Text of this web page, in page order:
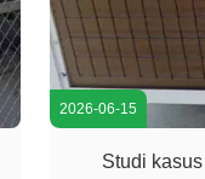
2026-06-15
Studi